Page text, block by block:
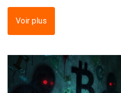
Voir plus